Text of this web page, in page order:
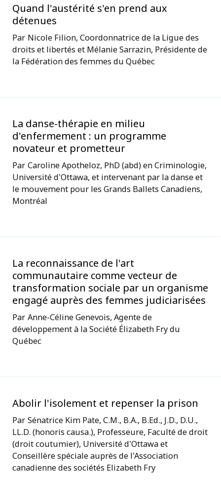
Quand l'austérité s'en prend aux
détenues
Nicole Filion, Coordonnatrice de la Ligue des
droits et libertés et Mélanie Sarrazin, Présidente de
la Fédération des femmes du Québec
La danse-thérapie en milieu
d'enfermement : un programme
novateur et prometteur
Caroline Apotheloz, PhD (abd) en Criminologie,
Université d'Ottawa, et intervenant par la danse et
le mouvement pour les Grands Ballets Canadiens,
Montréal
La reconnaissance de l'art
communautaire comme vecteur de
transformation sociale par un organisme
engagé auprès des femmes judiciarisées
Anne-Céline Genevois, Agente de
développement à la Société Élizabeth Fry du
Québec
Abolir l'isolement et repenser la prison
Sénatrice Kim Pate, C.M., B.A., B.Ed., J.D., D.U.,
LL.D. (honoris causa.), Professeure, Faculté de droit
(droit coutumier), Université d'Ottawa et
Conseillère spéciale auprès de l'Association
canadienne des sociétés Elizabeth Fry